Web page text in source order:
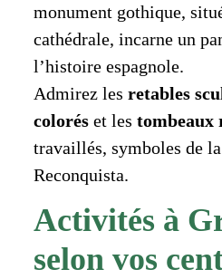
monument gothique,
cathédrale, incarne un
l’histoire espagnole.
Admirez les retables
coloréset les tombeaux
travaillés, symboles de
Reconquista.
Activités à
selon vos